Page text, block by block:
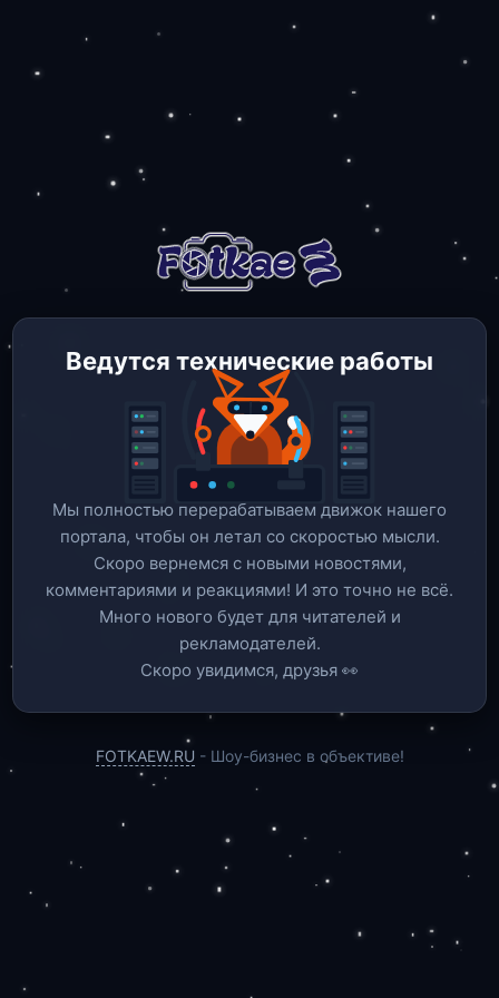
Ведутся технические работы
Мы полностью перерабатываем движок нашего
портала, чтобы он летал со скоростью мысли.
Скоро вернемся c новыми новостями,
комментариями и реакциями! И это точно не всё.
Много нового будет для читателей и
рекламодателей.
Скоро увидимся, друзья 👀
FOTKAEW.RU - Шоу-бизнес в объективе!